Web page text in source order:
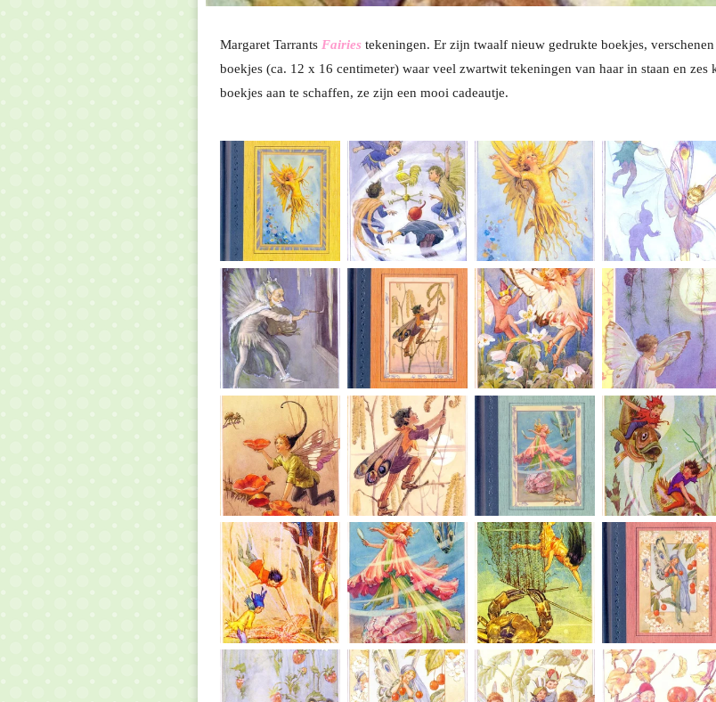
Margaret Tarrants Fairies tekeningen. Er zijn twaalf nieuw gedrukte boekjes,
boekjes (ca. 12 x 16 centimeter) waar veel zwartwit tekeningen van haar in staan en zes
boekjes aan te schaffen, ze zijn een mooi cadeautje.